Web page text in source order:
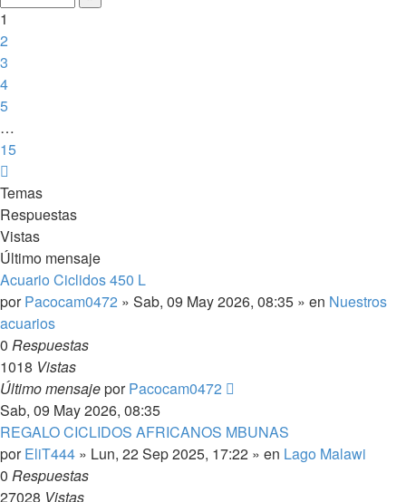
15
1
2
3
4
5
…
15
Temas
Respuestas
Vistas
Último mensaje
Acuario Ciclidos 450 L
porPacocam0472 » Sab, 09 May 2026, 08:35 » en Nuestros
acuarios
0 Respuestas
1018 Vistas
Último mensajeporPacocam0472
Sab, 09 May 2026, 08:35
REGALO CICLIDOS AFRICANOS MBUNAS
porEliT444 » Lun, 22 Sep 2025, 17:22 » en Lago Malawi
0 Respuestas
27028 Vistas